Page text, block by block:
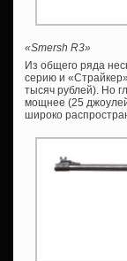
«Smersh R3»
Из общего ряда
серию и
тысяч рублей). Но
мощнее (25
широко